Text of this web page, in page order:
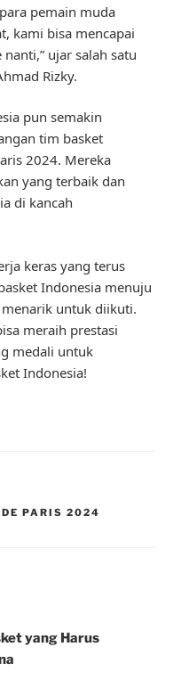
pemain muda
kami bisa mencapai
ujar salah satu
Rizky.
pun semakin
tim basket
2024. Mereka
yang terbaik dan
di kancah
keras yang terus
Indonesia menuju
untuk diikuti.
meraih prestasi
medali untuk
Indonesia!
PARIS 2024
yang Harus